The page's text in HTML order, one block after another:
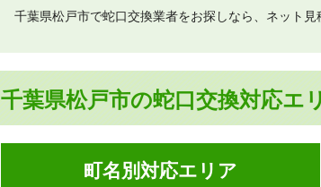
千葉県松戸市で蛇口交換業者をお探しなら、ネット
千葉県松戸市の蛇口交換対応エ
町名別対応エリア